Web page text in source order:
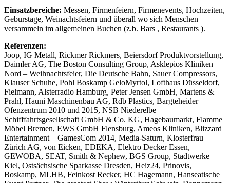
Einsatzbereiche: Messen, Firmenfeiern, Firmenevents, Hochzeiten,
Geburstage, Weinachtsfeiern und überall wo sich Menschen
versammeln im allgemeinen Buchen (z.b. Bars , Restaurants ).
Referenzen:
Joop, IG Metall, Rickmer Rickmers, Beiersdorf Produktvorstellung,
Daimler AG, The Boston Consulting Group, Asklepios Kliniken
Nord – Weihnachtsfeier, Die Deutsche Bahn, Sauer Compressors,
Klauser Schuhe, Pohl Boskamp GeloMyrtol, Lofthaus Düsseldorf,
Fielmann, Alsterradio Hamburg, Peter Jensen GmbH, Martens &
Prahl, Hauni Maschinenbau AG, Rdb Plastics, Bargteheider
Ofenzentrum 2010 und 2015, NSB Niederelbe
Schifffahrtsgesellschaft GmbH & Co. KG, Hagebaumarkt, Flamme
Möbel Bremen, EWS GmbH Flensburg, Ameos Kliniken, Blizzard
Entertainment – GamesCom 2014, Media-Saturn, Klosterfrau
Zürich AG, von Eicken, EDEKA, Elektro Decker Essen,
GEWOBA, SEAT, Smith & Nephew, BGS Group, Stadtwerke
Kiel, Ostsächsische Sparkasse Dresden, Heiz24, Prinovis,
Boskamp, MLHB, Feinkost Recker, HC Hagemann, Hanseatische